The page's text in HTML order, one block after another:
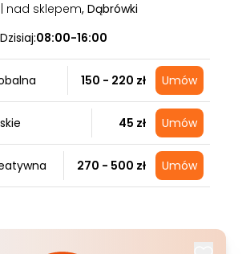
| nad sklepem, Dąbrówki
Dzisiaj:08:00-16:00
150 - 220 zł Umów
45 zł Umów
270 - 500 zł Umów